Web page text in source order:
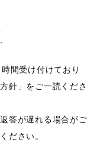
間受け付けており
針」をご一読くださ
答が遅れる場合がご
ださい。